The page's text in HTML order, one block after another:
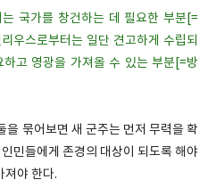
국가를 창건하는 데 필요한 부분[=
우스로부터는 일단 견고하게 수립되
고 영광을 가져올 수 있는 부분[=방
을 묶어보면 새 군주는 먼저 무력을 확
민들에게 존경의 대상이 되도록 해야
야 한다.